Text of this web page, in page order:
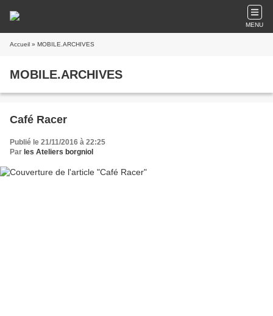
MENU
Accueil » MOBILE.ARCHIVES
MOBILE.ARCHIVES
Café Racer
Publié le 21/11/2016 à 22:25
Par les Ateliers borgniol